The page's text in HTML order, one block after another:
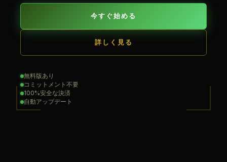
今すぐ始める
詳しく見る
無料版あり
コミットメント不要
100%安全な決済
自動アップデート